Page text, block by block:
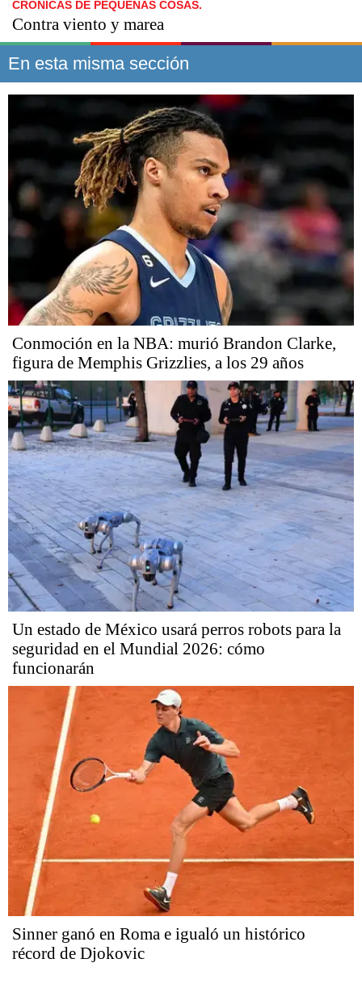
CRÓNICAS DE PEQUEÑAS COSAS.
Contra viento y marea
En esta misma sección
Conmoción en la NBA: murió Brandon Clarke,
figura de Memphis Grizzlies, a los 29 años
Un estado de México usará perros robots para la
seguridad en el Mundial 2026: cómo
funcionarán
Sinner ganó en Roma e igualó un histórico
récord de Djokovic